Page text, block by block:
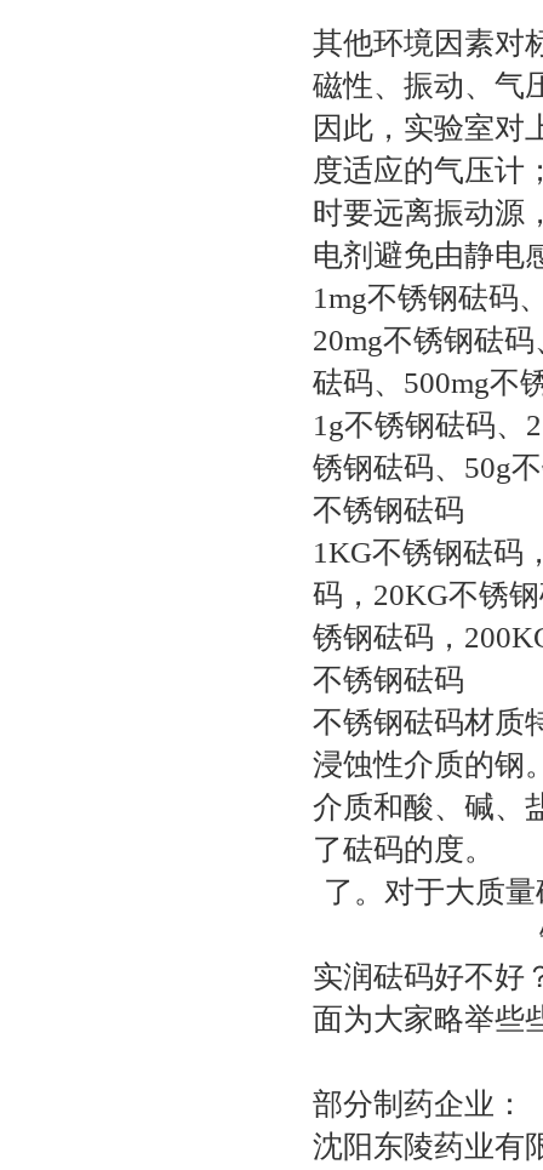
其他环境因素对
磁性、振动、气
因此，实验室对
度适应的气压计
时要远离振动源
电剂避免由静电
1mg不锈钢砝码
20mg不锈钢砝
砝码、500mg不
1g不锈钢砝码、
锈钢砝码、50g
不锈钢砝码
1KG不锈钢砝码
码，20KG不锈
锈钢砝码，
不锈钢砝码
不锈钢砝码材质
浸蚀性介质的钢
介质和酸、碱、
了砝码的度。
了。对于大质
实润砝码好不好
面为大家略举些
部分制药企业：
沈阳东陵药业有